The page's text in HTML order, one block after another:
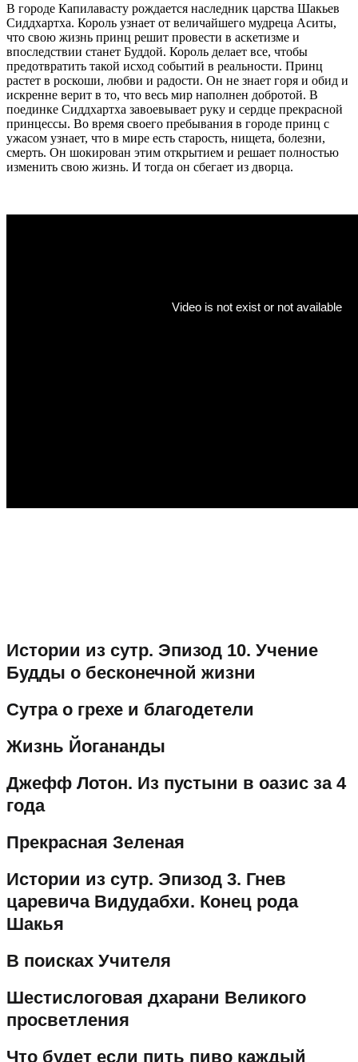
В городе Кaпилaвасту рождается нaследник царства Шакьев
Сиддхартхa. Король узнает от величайшего мудреца Аситы,
чтo свою жизнь принц решит провести в аскетизме и
впоследствии станет Буддой. Король делает все, чтобы
предотвратить такой исход событий в реальности. Принц
растет в роскоши, любви и радости. Он не знает горя и обид и
искренне верит в то, что весь мир наполнен добротой. В
поединке Сиддхартха завоевывает руку и сердце прекрасной
принцессы. Во время своего пребывания в городе принц с
ужасом узнает, что в мире есть старость, нищета, болезни,
смерть. Он шокирован этим открытием и решает полностью
изменить свою жизнь. И тогда он сбегает из дворца.
Истории из сутр. Эпизод 10. Учение
Будды о бесконечной жизни
Сутра о грехе и благодетели
Жизнь Йогананды
Джефф Лотон. Из пустыни в оазис за 4
года
Прекрасная Зеленая
Истории из сутр. Эпизод 3. Гнев
царевича Видудабхи. Конец рода
Шакья
В поисках Учителя
Шестислоговая дхарани Великого
просветления
Что будет если пить пиво каждый